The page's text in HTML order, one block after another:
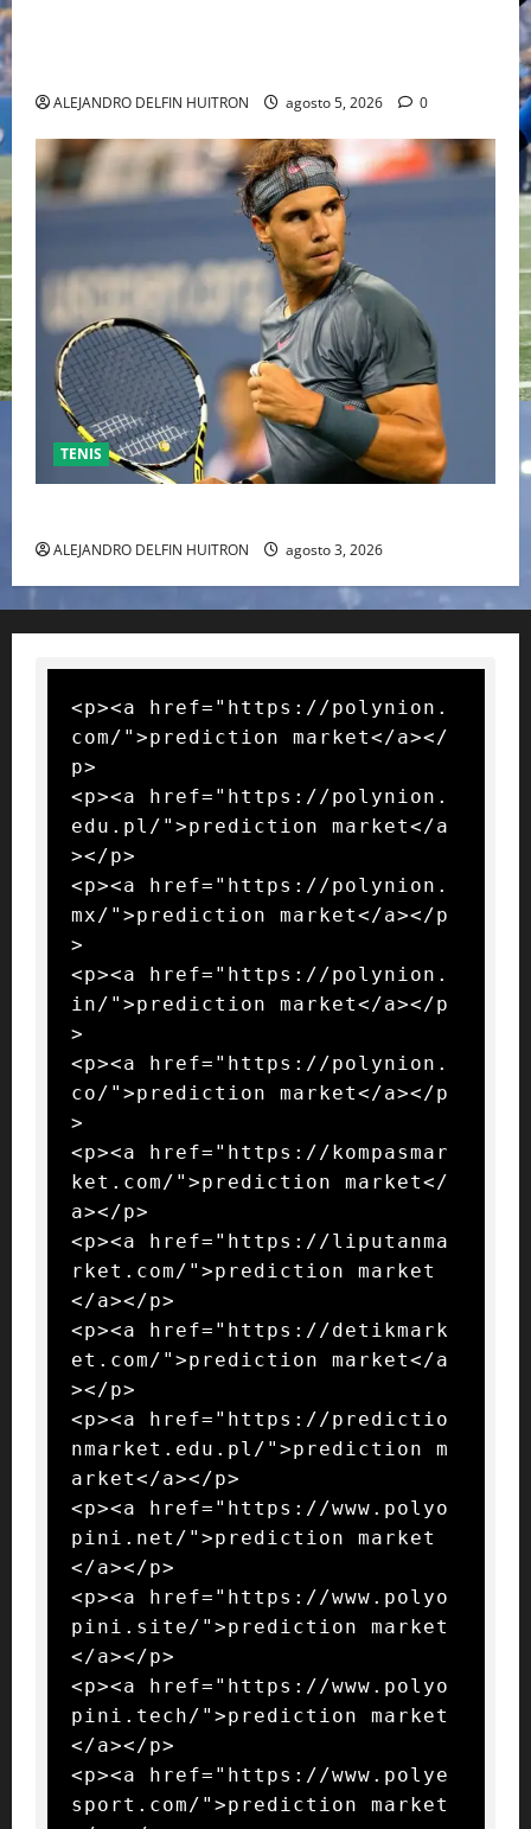
ALEJANDRO DELFIN HUITRON agosto 5, 2026 0
TENIS
ALEJANDRO DELFIN HUITRON agosto 3, 2026
<p><a href="https://polynion.
com/">prediction market</a></
p>
<p><a href="https://polynion.
edu.pl/">prediction market</a
></p>
<p><a href="https://polynion.
mx/">prediction market</a></p
>
<p><a href="https://polynion.
in/">prediction market</a></p
>
<p><a href="https://polynion.
co/">prediction market</a></p
>
<p><a href="https://kompasmar
ket.com/">prediction market</
a></p>
<p><a href="https://liputanma
rket.com/">prediction market
</a></p>
<p><a href="https://detikmark
et.com/">prediction market</a
></p>
<p><a href="https://predictio
nmarket.edu.pl/">prediction m
arket</a></p>
<p><a href="https://www.polyo
pini.net/">prediction market
</a></p>
<p><a href="https://www.polyo
pini.site/">prediction market
</a></p>
<p><a href="https://www.polyo
pini.tech/">prediction market
</a></p>
<p><a href="https://www.polye
sport.com/">prediction market